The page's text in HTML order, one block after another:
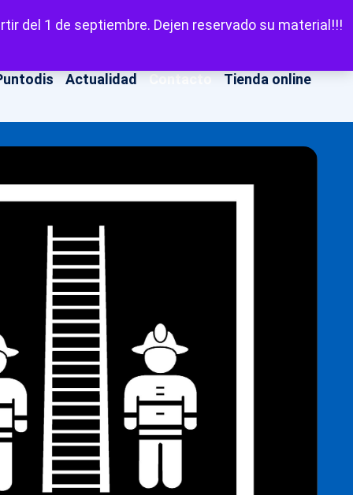
del 1 de septiembre. Dejen reservado su material!!!
Escuchar
Actualidad Contacto Tienda online